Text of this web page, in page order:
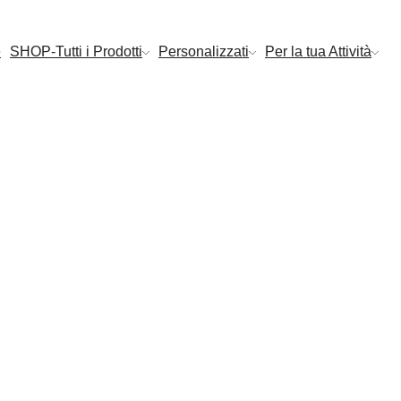
SHOP-Tutti i Prodotti Personalizzati Per la tua Attività